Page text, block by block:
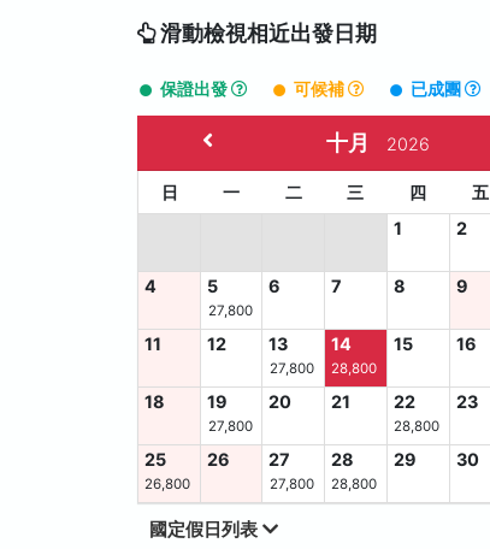
滑動檢視相近出發日期
保證出發 可候補 已成團
十月 2026
日 一 二 三 四 五
1
2
4 5
27,800
6 7 8 9
11 12 13
27,800
14
28,800
15 16
18 19
27,800
20 21 22
28,800
23
25
26,800
26 27
27,800
28
28,800
29 30
國定假日列表